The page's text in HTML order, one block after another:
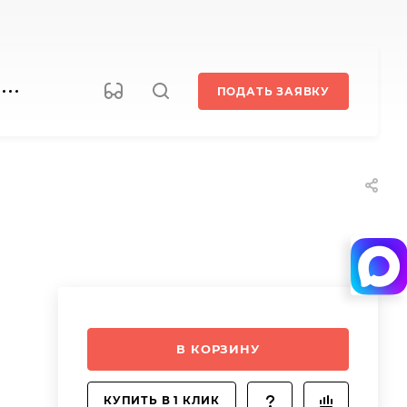
ПОДАТЬ ЗАЯВКУ
В КОРЗИНУ
КУПИТЬ В 1 КЛИК